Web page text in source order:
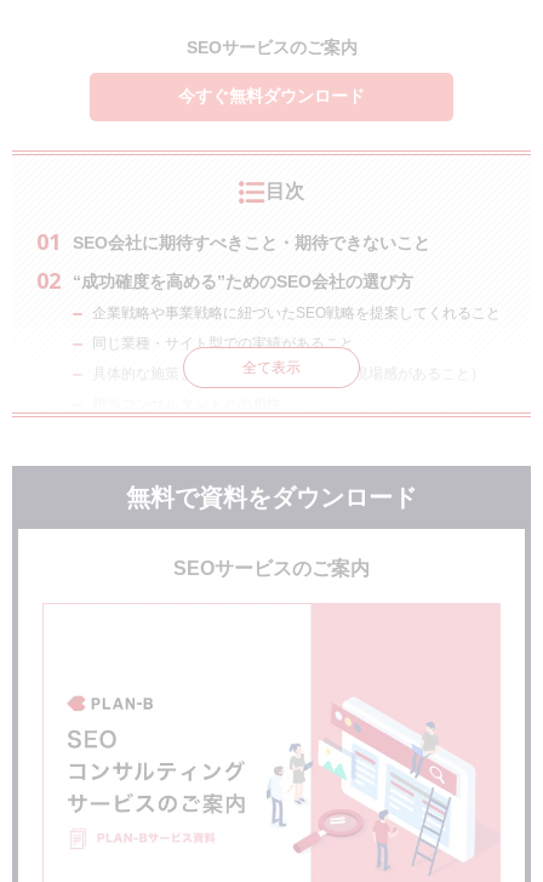
SEOサービスのご案内
今すぐ無料ダウンロード
目次
SEO会社に期待すべきこと・期待できないこと
“成功確度を高める”ためのSEO会社の選び方
企業戦略や事業戦略に紐づいたSEO戦略を提案してくれること
同じ業種・サイト型での実績があること
具体的な施策まで提案してくれること（現場感があること）
か？
「Webマーケティング全般を支援できるSEO会社を選ぶ」
「支援内容が自社のニーズに合っている」
「複数社に話を聞く・相見積もりをとる」
SEO会社選びの失敗談～もっとここを見ればよかった～
執拗に勧誘してくる会社
SEO会社に依頼するときの注意点
自分でもSEOについて勉強しておく
成果報酬型のSEO会社には注意
SEO対策を依頼した時の費用相場
全て表示
無料で資料をダウンロード
SEOサービスのご案内